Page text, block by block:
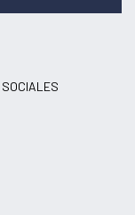
SOCIALES